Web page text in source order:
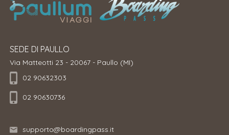
SEDE DI PAULLO
Via Matteotti 23 - 20067 - Paullo (MI)
02 90632303
02 90630736
supporto@boardingpass.it